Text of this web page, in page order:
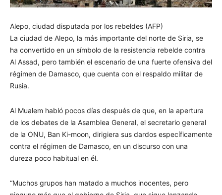
Alepo, ciudad disputada por los rebeldes (AFP)
La ciudad de Alepo, la más importante del norte de Siria, se
ha convertido en un símbolo de la resistencia rebelde contra
Al Assad, pero también el escenario de una fuerte ofensiva del
régimen de Damasco, que cuenta con el respaldo militar de
Rusia.
Al Mualem habló pocos días después de que, en la apertura
de los debates de la Asamblea General, el secretario general
de la ONU, Ban Ki-moon, dirigiera sus dardos específicamente
contra el régimen de Damasco, en un discurso con una
dureza poco habitual en él.
“Muchos grupos han matado a muchos inocentes, pero